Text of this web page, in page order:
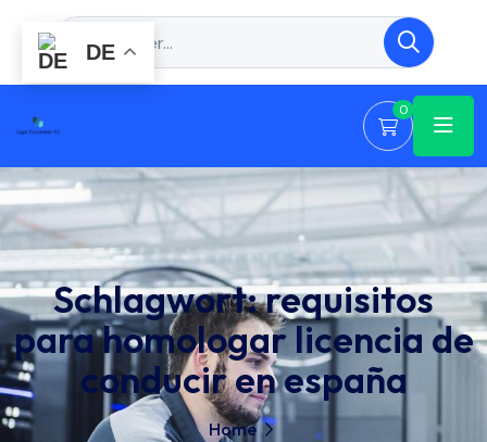
0
Schlagwort:requisitos
para homologar licencia de
conducir en españa
Home
DE